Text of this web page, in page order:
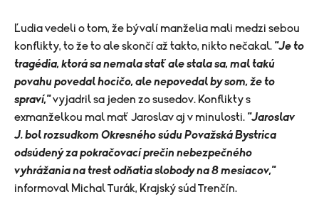
Ľudia vedeli o tom, že bývalí manželia mali medzi sebou
konflikty, to že to ale skončí až takto, nikto nečakal. "Je to
tragédia, ktorá sa nemala stať ale stala sa, mal takú
povahu povedal hocičo, ale nepovedal by som, že to
spraví,"vyjadril sa jeden zo susedov. Konflikty s
exmanželkou mal mať Jaroslav aj v minulosti. "Jaroslav
J. bol rozsudkom Okresného súdu Považská Bystrica
odsúdený za pokračovací prečin nebezpečného
vyhrážania na trest odňatia slobody na 8 mesiacov,"
informoval Michal Turák, Krajský súd Trenčín.